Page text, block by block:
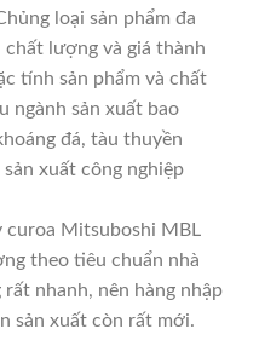
loại sản phẩm đa
lượng và giá thành
tính sản phẩm và chất
ngành sản xuất bao
đá, tàu thuyền
xuất công nghiệp
curoa Mitsuboshi MBL
theo tiêu chuẩn nhà
nhanh, nên hàng nhập
sản xuất còn rất mới.